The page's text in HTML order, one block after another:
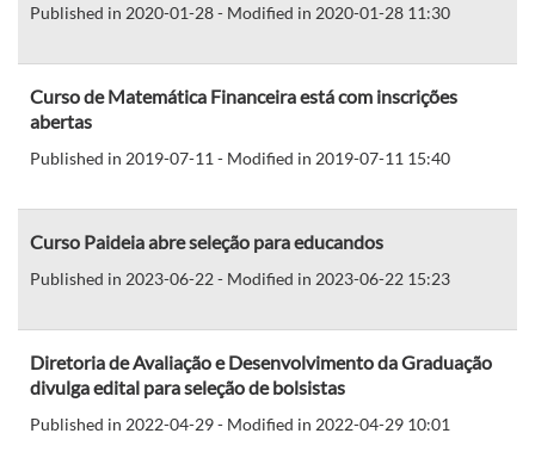
Published in 2020-01-28 - Modified in 2020-01-28 11:30
Curso de Matemática Financeira está com inscrições
abertas
Published in 2019-07-11 - Modified in 2019-07-11 15:40
Curso Paideia abre seleção para educandos
Published in 2023-06-22 - Modified in 2023-06-22 15:23
Diretoria de Avaliação e Desenvolvimento da Graduação
divulga edital para seleção de bolsistas
Published in 2022-04-29 - Modified in 2022-04-29 10:01